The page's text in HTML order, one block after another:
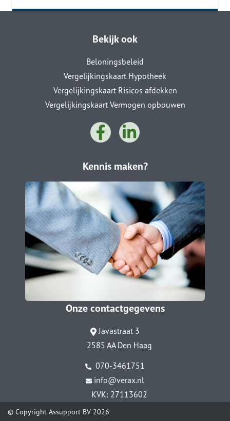
Bekijk ook
Beloningsbeleid
Vergelijkingskaart Hypotheek
Vergelijkingskaart Risicos afdekken
Vergelijkingskaart Vermogen opbouwen
Kennis maken?
Onze contactgegevens
Javastraat 3
2585 AA Den Haag
070-3461751
info@verax.nl
KVK: 27113602
© Copyright Assupport BV 2026